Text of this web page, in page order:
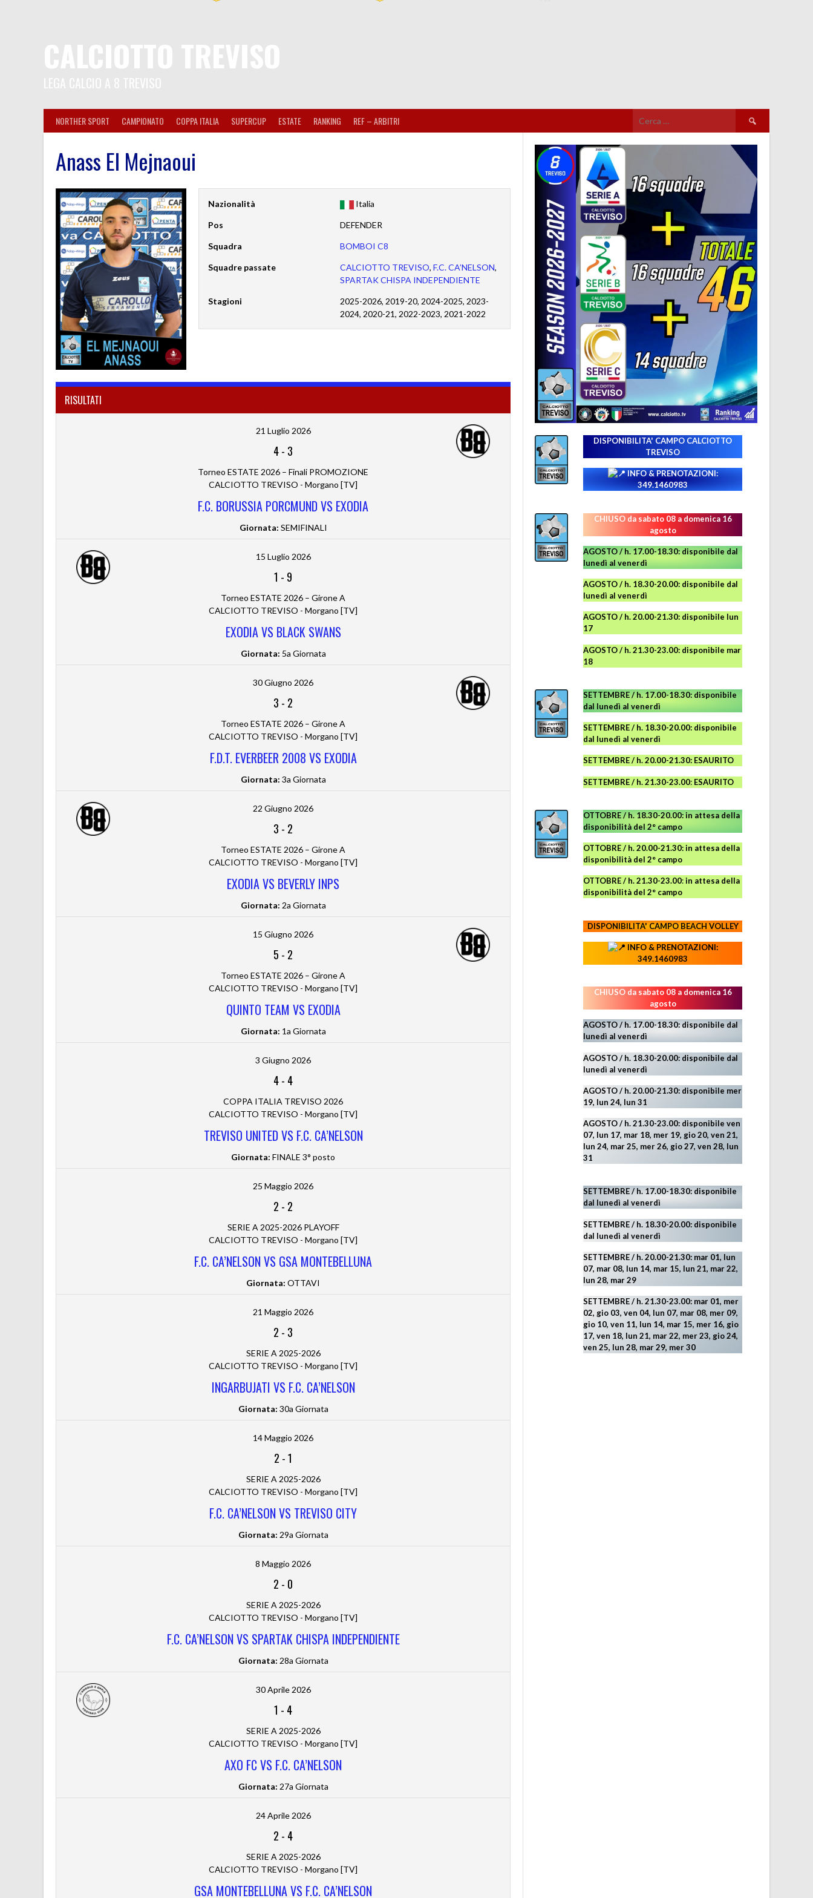
NORTHER SPORT CAMPIONATO COPPA ITALIA SUPERCUP ESTATE RANKING REF – ARBITRI
Ricerca
per:
Anass El Mejnaoui
Nazionalità Italia
Pos DEFENDER
Squadra BOMBOI C8
Squadre passate CALCIOTTO TREVISO, F.C. CA’NELSON,
SPARTAK CHISPA INDEPENDIENTE
Stagioni
2025-2026, 2019-20, 2024-2025, 2023-
2024, 2020-21, 2022-2023, 2021-2022
RISULTATI
21 Luglio 2026
4- 3
Torneo ESTATE 2026 – Finali PROMOZIONE
CALCIOTTO TREVISO - Morgano [TV]
F.C. BORUSSIA PORCMUND VS EXODIA
Giornata: SEMIFINALI
15 Luglio 2026
1 - 9
Torneo ESTATE 2026 – Girone A
CALCIOTTO TREVISO - Morgano [TV]
EXODIA VS BLACK SWANS
Giornata: 5a Giornata
30 Giugno 2026
3 - 2
Torneo ESTATE 2026 – Girone A
CALCIOTTO TREVISO - Morgano [TV]
F.D.T. EVERBEER 2008 VS EXODIA
Giornata: 3a Giornata
22 Giugno 2026
3 - 2
Torneo ESTATE 2026 – Girone A
CALCIOTTO TREVISO - Morgano [TV]
EXODIA VS BEVERLY INPS
Giornata: 2a Giornata
15 Giugno 2026
5 - 2
Torneo ESTATE 2026 – Girone A
CALCIOTTO TREVISO - Morgano [TV]
QUINTO TEAM VS EXODIA
Giornata: 1a Giornata
3 Giugno 2026
4- 4
COPPA ITALIA TREVISO 2026
CALCIOTTO TREVISO - Morgano [TV]
TREVISO UNITED VS F.C. CA’NELSON
Giornata: FINALE 3° posto
25 Maggio 2026
2 - 2
SERIE A 2025-2026 PLAYOFF
CALCIOTTO TREVISO - Morgano [TV]
F.C. CA’NELSON VS GSA MONTEBELLUNA
Giornata: OTTAVI
21 Maggio 2026
2 - 3
SERIE A 2025-2026
CALCIOTTO TREVISO - Morgano [TV]
INGARBUJATI VS F.C. CA’NELSON
Giornata: 30a Giornata
14 Maggio 2026
2 -1
SERIE A 2025-2026
CALCIOTTO TREVISO - Morgano [TV]
F.C. CA’NELSON VS TREVISO CITY
Giornata: 29a Giornata
8 Maggio 2026
2 - 0
SERIE A 2025-2026
CALCIOTTO TREVISO - Morgano [TV]
F.C. CA’NELSON VS SPARTAK CHISPA INDEPENDIENTE
Giornata: 28a Giornata
30 Aprile 2026
1 - 4
SERIE A 2025-2026
CALCIOTTO TREVISO - Morgano [TV]
AXO FC VS F.C. CA’NELSON
Giornata: 27a Giornata
24 Aprile 2026
2 - 4
SERIE A 2025-2026
CALCIOTTO TREVISO - Morgano [TV]
GSA MONTEBELLUNA VS F.C. CA’NELSON
DISPONIBILITA' CAMPO CALCIOTTO
TREVISO
INFO & PRENOTAZIONI:
349.1460983
CHIUSO da sabato 08 a domenica 16
agosto
AGOSTO / h. 17.00-18.30: disponibile dal
lunedì al venerdì
AGOSTO/ h. 18.30-20.00: disponibile dal
lunedì al venerdì
AGOSTO / h. 20.00-21.30: disponibile lun
17
AGOSTO/ h. 21.30-23.00: disponibile mar
18
SETTEMBRE / h. 17.00-18.30: disponibile
dal lunedì al venerdì
SETTEMBRE / h. 18.30-20.00: disponibile
dal lunedì al venerdì
SETTEMBRE / h. 20.00-21.30: ESAURITO
SETTEMBRE / h. 21.30-23.00: ESAURITO
OTTOBRE / h. 18.30-20.00:in attesa della
disponibilità del 2° campo
OTTOBRE / h. 20.00-21.30:in attesa della
disponibilità del 2° campo
OTTOBRE / h. 21.30-23.00:in attesa della
disponibilità del 2° campo
DISPONIBILITA' CAMPOBEACH VOLLEY
INFO & PRENOTAZIONI:
349.1460983
CHIUSO da sabato 08 a domenica 16
agosto
AGOSTO / h. 17.00-18.30: disponibile dal
lunedì al venerdì
AGOSTO/ h. 18.30-20.00: disponibile dal
lunedì al venerdì
AGOSTO / h. 20.00-21.30: disponibile mer
19, lun 24, lun 31
AGOSTO/ h. 21.30-23.00: disponibile ven
07, lun 17, mar 18, mer 19, gio 20, ven 21,
lun 24, mar 25, mer 26, gio 27, ven 28, lun
31
SETTEMBRE / h. 17.00-18.30: disponibile
dal lunedì al venerdì
SETTEMBRE / h. 18.30-20.00: disponibile
dal lunedì al venerdì
SETTEMBRE / h. 20.00-21.30: mar 01, lun
07, mar 08, lun 14, mar 15, lun 21, mar 22,
lun 28, mar 29
SETTEMBRE / h. 21.30-23.00: mar 01, mer
02, gio 03, ven 04, lun 07, mar 08, mer 09,
gio 10, ven 11, lun 14, mar 15, mer 16, gio
17, ven 18, lun 21, mar 22, mer 23, gio 24,
ven 25, lun 28, mar 29, mer 30